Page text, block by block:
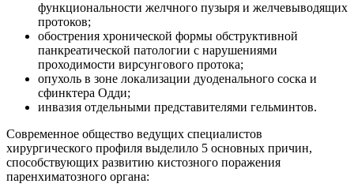
функциональности желчного пузыря и желчевыводящих
протоков;
обострения хронической формы обструктивной
панкреатической патологии с нарушениями
проходимости вирсунгового протока;
опухоль в зоне локализации дуоденального соска и
сфинктера Одди;
инвазия отдельными представителями гельминтов.
Современное общество ведущих специалистов
хирургического профиля выделило 5 основных причин,
способствующих развитию кистозного поражения
паренхиматозного органа: